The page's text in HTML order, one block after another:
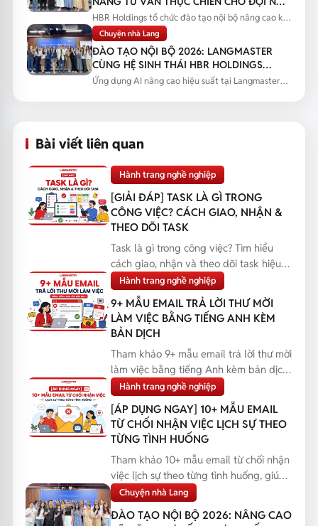
SALES
HBR Holdings tổ chức đào tạo nội bộ nâng cao kỹ
năng tư vấn thực chiến...
Chuyện nhà Lang
ĐÀO TẠO NỘI BỘ 2026: LANGMASTER
CÙNG HỆ SINH THÁI HBR HOLDINGS
NÂNG CAO NĂNG LỰC ỨNG DỤNG AI
Ứng dụng AI nâng cao hiệu suất tại Langmaster
Bài viết liên quan
Hành trang nghề nghiệp
[GIẢI ĐÁP] TASK LÀ GÌ TRONG
CÔNG VIỆC? CÁCH GIAO, NHẬN &
THEO DÕI TASK
Task là gì trong công việc? Tìm hiểu
cách giao, nhận và theo dõi task hiệu
quả, giúp bạn q...
Hành trang nghề nghiệp
9+ MẪU EMAIL TRẢ LỜI THƯ MỜI
LÀM VIỆC BẰNG TIẾNG ANH KÈM
BẢN DỊCH
Tham khảo 9+ mẫu email trả lời thư mời
làm việc bằng tiếng Anh kèm bản dịch,
giúp bạn phản...
Hành trang nghề nghiệp
[ÁP DỤNG NGAY] 10+ MẪU EMAIL
TỪ CHỐI NHẬN VIỆC LỊCH SỰ THEO
TỪNG TÌNH HUỐNG
Tham khảo 10+ mẫu email từ chối nhận
việc lịch sự theo từng tình huống, giúp
bạn phản hồi...
Chuyện nhà Lang
ĐÀO TẠO NỘI BỘ 2026: NÂNG CAO